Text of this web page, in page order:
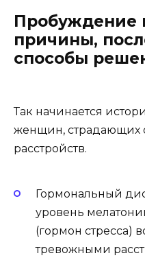
Пробуждение
причины,
способы
Так начинается
женщин, страдающих
расстройств.
Гормональный
уровень
(гормон стресса)
тревожными